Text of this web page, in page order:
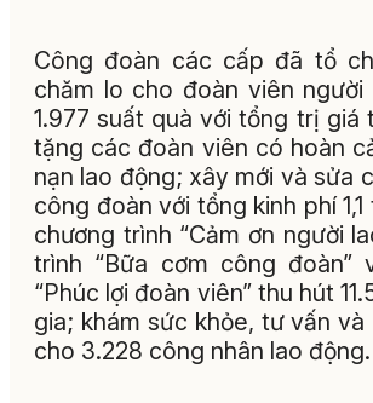
Công đoàn các cấp đã tổ
chăm lo cho đoàn viên
1.977 suất quà với tổng trị
tặng các đoàn viên có hoàn
nạn lao động; xây mới và sửa
công đoàn với tổng kinh phí
chương trình “Cảm ơn người
trình “Bữa cơm công đoàn”
“Phúc lợi đoàn viên” thu hút
gia; khám sức khỏe, tư vấn
cho 3.228 công nhân lao động.